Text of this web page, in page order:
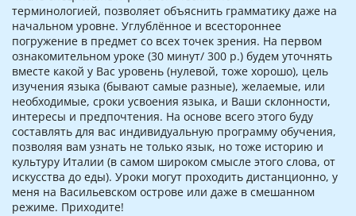
терминологией, позволяет объяснить грамматику даже на
начальном уровне. Углублённое и всестороннее
погружение в предмет со всех точек зрения. На первом
ознакомительном уроке (30 минут/ 300 р.) будем уточнять
вместе какой у Вас уровень (нулевой, тоже хорошо), цель
изучения языка (бывают самые разные), желаемые, или
необходимые, сроки усвоения языка, и Ваши склонности,
интересы и предпочтения. На основе всего этого буду
составлять для вас индивидуальную программу обучения,
позволяя вам узнать не только язык, но тоже историю и
культуру Италии (в самом широком смысле этого слова, от
искусства до еды). Уроки могут проходить дистанционно, у
меня на Васильевском острове или даже в смешанном
режиме. Приходите!